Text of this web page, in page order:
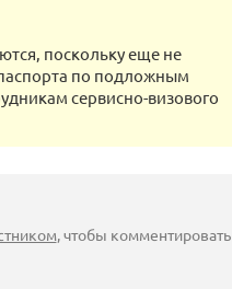
поскольку еще не
по подложным
сервисно-визового
, чтобы комментировать